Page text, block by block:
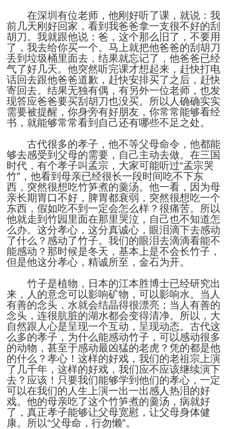
在深圳有位老师，他刚好听了课，就说：我
前几天刚好回家，看到我爸爸拿一支很不好的刮
胡刀。我就跟他说：爸，这个那么旧了，不要用
了，我去给你买一个。马上就把他爸爸的刮胡刀
丢到垃圾桶里面去，结果就忘记了，他爸爸已经
气了好几天。他突然听完课才想起来，赶快打电
话回去跟他爸爸道歉，赶快安排买了之后，赶快
寄回去。结果无独有偶，有另外一位老师，也发
现答应爸爸要买刮胡刀也没买。所以人确确实实
需要被提醒，你身旁有好朋友，你常常能够看经
书，就能够常常看到自己还有哪些不足之处。
古代很多的孝子，他不等父母命令，他都能
够去感受到父母的需要，自己主动去做。在三国
时代，有个孝子叫孟宗，大家可能听过“孟宗哭
竹”，他看到母亲已经很长一段时间吃不下东
西，突然很想吃竹笋煮的羹汤。他一看，因为母
亲长期胃口不好，脾胃都衰弱，突然很想吃一个
东西，假如吃不到一定会怎么样？很痛苦。所以
他就走到竹园里面在那里哭泣，自己也不知道怎
么办。这分孝心，这分真诚心，眼泪滴下去感动
了什么？感动了竹子。我们的眼泪去滴滴看能不
能感动？那时候是冬天，基本上是不会长竹子，
但是他这分孝心，精诚所至，金石为开。
竹子是植物，日本的江本胜博士已经研究出
来，人的意念可以影响矿物，可以影响水。当人
有善的念头，水就会结晶得很漂亮；当人有善的
念头，连很肮脏的湖水都会变得清净。所以，大
自然跟人心是呈现一个互动，呈现动态。古代这
么多的孝子，为什么能感动竹子，可以感动很多
的动物，甚至于感动最凶猛的老虎？凭的都是他
的什么？孝心！这样的好戏，我们的老祖宗上演
了几千年，这样的好戏，我们应不应该继续演下
去？应该！只要我们能够学到他们的孝心，一定
可以在我们的人生上演一出一出感人热泪的好
戏。他的母亲吃了这个竹笋煮的羹汤，病就好
了，真正孝子能够让父母宽慰，让父母身体健
康。所以“父母命，行勿懒”。